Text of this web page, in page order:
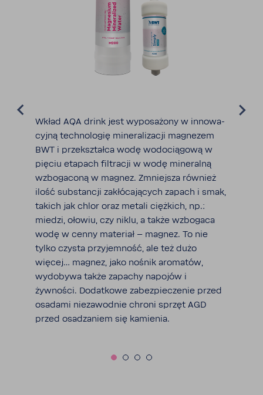
Wkład AQA drink jest wypo­sa­żony w inno­wa­
cyjną tech­no­logię mine­ra­li­zacji magnezem
BWT i prze­kształca wodę wodo­cią­gową w
pięciu etapach filtracji w wodę mine­ralną
wzbo­ga­coną w magnez. Zmniejsza również
ilość substancji zakłó­ca­ją­cych zapach i smak,
takich jak chlor oraz metali cięż­kich, np.:
miedzi, ołowiu, czy niklu, a także wzbo­gaca
wodę w cenny mate­riał – magnez. To nie
tylko czysta przy­jem­ność, ale też dużo
więcej… magnez, jako nośnik aromatów,
wydo­bywa także zapachy napojów i
żywności. Dodat­kowe zabez­pie­czenie przed
osadami nieza­wodnie chroni sprzęt AGD
przed osadza­niem się kamienia.